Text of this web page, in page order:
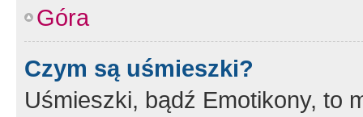
Góra
Czym są uśmieszki?
Uśmieszki, bądź Emotikony, to